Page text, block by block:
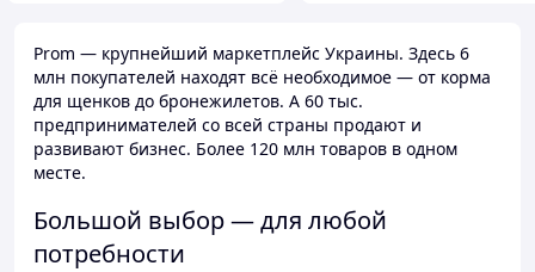
Prom — крупнейший маркетплейс Украины. Здесь 6
млн покупателей находят всё необходимое — от корма
для щенков до бронежилетов. А 60 тыс.
предпринимателей со всей страны продают и
развивают бизнес. Более 120 млн товаров в одном
месте.
Большой выбор — для любой
потребности